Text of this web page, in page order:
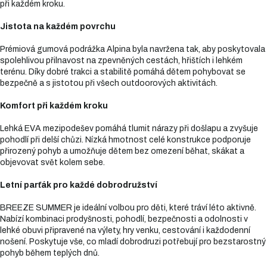
při každém kroku.
Jistota na každém povrchu
Prémiová gumová podrážka Alpina byla navržena tak, aby poskytovala
spolehlivou přilnavost na zpevněných cestách, hřištích i lehkém
terénu. Díky dobré trakci a stabilitě pomáhá dětem pohybovat se
bezpečně a s jistotou při všech outdoorových aktivitách.
Komfort při každém kroku
Lehká EVA mezipodešev pomáhá tlumit nárazy při došlapu a zvyšuje
pohodlí při delší chůzi. Nízká hmotnost celé konstrukce podporuje
přirozený pohyb a umožňuje dětem bez omezení běhat, skákat a
objevovat svět kolem sebe.
Letní parťák pro každé dobrodružství
BREEZE SUMMER je ideální volbou pro děti, které tráví léto aktivně.
Nabízí kombinaci prodyšnosti, pohodlí, bezpečnosti a odolnosti v
lehké obuvi připravené na výlety, hry venku, cestování i každodenní
nošení. Poskytuje vše, co mladí dobrodruzi potřebují pro bezstarostný
pohyb během teplých dnů.